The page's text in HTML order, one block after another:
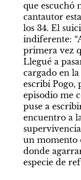
que escuchó
cantautor
los 34. El
indiferente:
primera vez
Llegué a
cargado en
escribí Pogo,
episodio me
puse a
encuentro a
un momento
donde
especie de